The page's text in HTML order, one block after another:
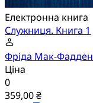
Електронна книга
Служниця. Книга 1
Фріда Мак-Фадден
Ціна
0
359,00 ₴